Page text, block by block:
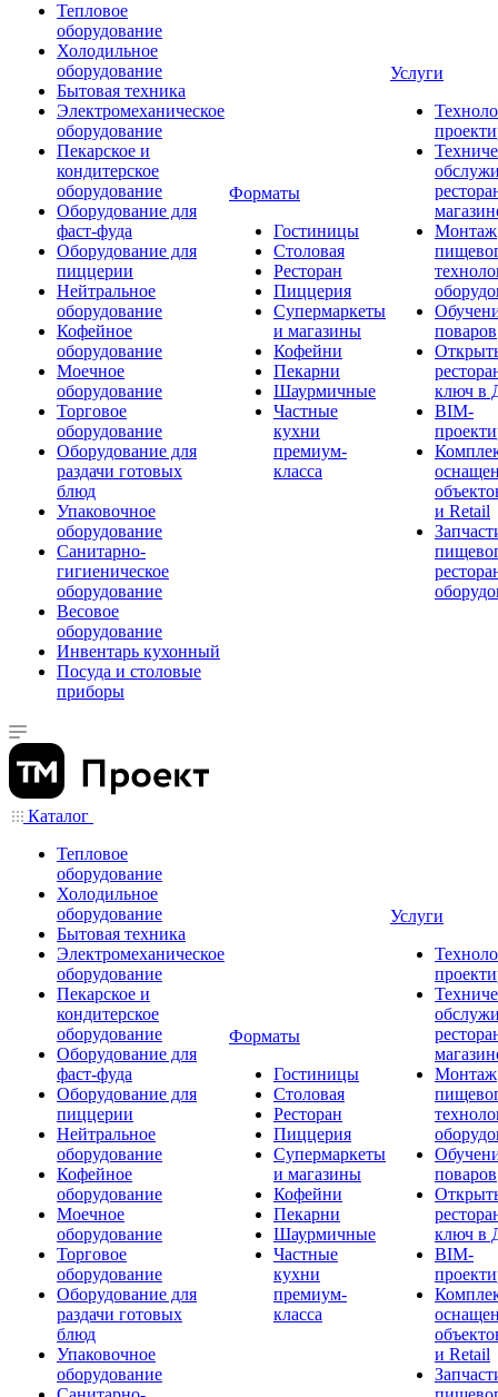
Тепловое
оборудование
Холодильное
оборудование
Бытовая техника
Электромеханическое
оборудование
Пекарское и
кондитерское
оборудование
Оборудование для
фаст-фуда
Оборудование для
пиццерии
Нейтральное
оборудование
Кофейное
оборудование
Моечное
оборудование
Торговое
оборудование
Оборудование для
раздачи готовых
блюд
Упаковочное
оборудование
Санитарно-
гигиеническое
оборудование
Весовое
оборудование
Инвентарь кухонный
Посуда и столовые
приборы
Форматы
Гостиницы
Столовая
Ресторан
Пиццерия
Супермаркеты
и магазины
Кофейни
Пекарни
Шаурмичные
Частные
кухни
премиум-
класса
Услуги
Монтаж
поваров
ключ в
BIM-
и Retail
Каталог
Тепловое
оборудование
Холодильное
оборудование
Бытовая техника
Электромеханическое
оборудование
Пекарское и
кондитерское
оборудование
Оборудование для
фаст-фуда
Оборудование для
пиццерии
Нейтральное
оборудование
Кофейное
оборудование
Моечное
оборудование
Торговое
оборудование
Оборудование для
раздачи готовых
блюд
Упаковочное
оборудование
Форматы
Гостиницы
Столовая
Ресторан
Пиццерия
Супермаркеты
и магазины
Кофейни
Пекарни
Шаурмичные
Частные
кухни
премиум-
класса
Услуги
Монтаж
поваров
ключ в
BIM-
и Retail